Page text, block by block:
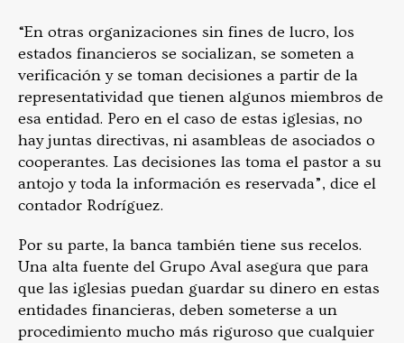
“En otras organizaciones sin fines de lucro, los
estados financieros se socializan, se someten a
verificación y se toman decisiones a partir de la
representatividad que tienen algunos miembros de
esa entidad. Pero en el caso de estas iglesias, no
hay juntas directivas, ni asambleas de asociados o
cooperantes. Las decisiones las toma el pastor a su
antojo y toda la información es reservada”, dice el
contador Rodríguez.
Por su parte, la banca también tiene sus recelos.
Una alta fuente del Grupo Aval asegura que para
que las iglesias puedan guardar su dinero en estas
entidades financieras, deben someterse a un
procedimiento mucho más riguroso que cualquier